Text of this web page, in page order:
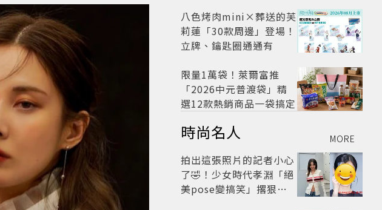
八色烤肉mini×葬送的芙
莉蓮「30款周邊」登場！
立牌、鑰匙圈通通有
限量1萬袋！萊爾富推
「2026中元普渡袋」精
選12款熱銷商品一袋搞定
時尚名人 MORE
拍出這張照片的記者小心
了🤣！少女時代孝淵「絕
美pose變搞笑」撂狠